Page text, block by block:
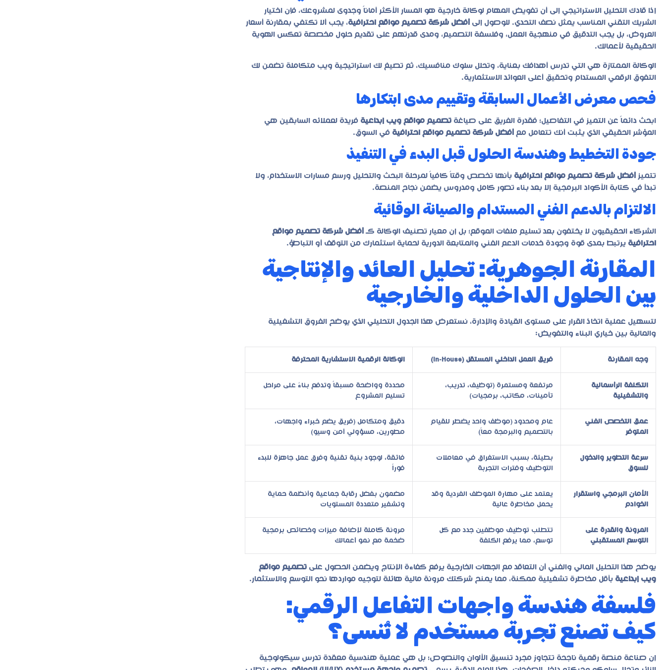
إذا قادك التحليل الاستراتيجي إلى أن تفويض المهام لوكالة خارجية هو المسار الأكثر أماناً وجدوى لمشروعك، فإن اختيار
الشريك التقني المناسب يمثل نصف التحدي. للوصول إلى أفضل شركة تصميم مواقع احترافية، يجب ألا تكتفي بمقارنة أسعار
العروض، بل يجب التدقيق في منهجية العمل، وفلسفة التصميم، ومدى قدرتهم على تقديم حلول مخصصة تعكس الهوية
الحقيقية لأعمالك.
الوكالة الممتازة هي التي تدرس أهدافك بعناية، وتحلل سلوك منافسيك، ثم تصيغ لك استراتيجية ويب متكاملة تضمن لك
التفوق الرقمي المستدام وتحقيق أعلى العوائد الاستثمارية.
فحص معرض الأعمال السابقة وتقييم مدى ابتكارها
ابحث دائماً عن التميز في التفاصيل؛ فقدرة الفريق على صياغة تصميم مواقع ويب إبداعية فريدة لعملائه السابقين هي
المؤشر الحقيقي الذي يثبت أنك تتعامل مع أفضل شركة تصميم مواقع احترافية في السوق.
جودة التخطيط وهندسة الحلول قبل البدء في التنفيذ
تتميز أفضل شركة تصميم مواقع احترافية بأنها تخصص وقتاً كافياً لمرحلة البحث والتحليل ورسم مسارات الاستخدام، ولا
تبدأ في كتابة الأكواد البرمجية إلا بعد بناء تصور كامل ومدروس يضمن نجاح المنصة.
الالتزام بالدعم الفني المستدام والصيانة الوقائية
الشركاء الحقيقيون لا يختفون بعد تسليم ملفات الموقع؛ بل إن معيار تصنيف الوكالة كـ أفضل شركة تصميم مواقع
احترافية يرتبط بمدى قوة وجودة خدمات الدعم الفني والمتابعة الدورية لحماية استثمارك من التوقف أو التباطؤ.
المقارنة الجوهرية: تحليل العائد والإنتاجية
بين الحلول الداخلية والخارجية
لتسهيل عملية اتخاذ القرار على مستوى القيادة والإدارة، نستعرض هذا الجدول التحليلي الذي يوضح الفروق التشغيلية
والمالية بين خياري البناء والتفويض:
وجه المقارنة فريق العمل الداخلي المستقل (In-House) الوكالة الرقمية الاستشارية المحترفة
التكلفة الرأسمالية
والتشغيلية
مرتفعة ومستمرة (توظيف، تدريب،
تأمينات، مكاتب، برمجيات)
محددة وواضحة مسبقاً وتدفع بناءً على مراحل
تسليم المشروع
عمق التخصص الفني
المتوفر
عام ومحدود (موظف واحد يضطر للقيام
بالتصميم والبرمجة معاً)
دقيق ومتكامل (فريق يضم خبراء واجهات،
مطورين، مسؤولي أمن وسيو)
سرعة التطوير والدخول
للسوق
بطيئة، بسبب الاستغراق في معاملات
التوظيف وفترات التجربة
فائقة، لوجود بنية تقنية وفرق عمل جاهزة للبدء
فوراً
الأمان البرمجي واستقرار
الخوادم
يعتمد على مهارة الموظف الفردية وقد
يحمل مخاطرة عالية
مضمون بفضل رقابة جماعية وأنظمة حماية
وتشفير متعددة المستويات
المرونة والقدرة على
التوسع المستقبلي
تتطلب توظيف موظفين جدد مع كل
توسع، مما يرفع الكلفة
مرونة كاملة لإضافة ميزات وخصائص برمجية
ضخمة مع نمو أعمالك
يوضح هذا التحليل المالي والفني أن التعاقد مع الجهات الخارجية يرفع كفاءة الإنتاج ويضمن الحصول على تصميم مواقع
ويب إبداعية بأقل مخاطرة تشغيلية ممكنة، مما يمنح شركتك مرونة مالية هائلة لتوجيه مواردها نحو التوسع والاستثمار.
فلسفة هندسة واجهات التفاعل الرقمي:
كيف تصنع تجربة مستخدم لا تُنسى؟
إن صناعة منصة رقمية ناجحة تتجاوز مجرد تنسيق الألوان والنصوص؛ بل هي عملية هندسية معقدة تدرس سيكولوجية